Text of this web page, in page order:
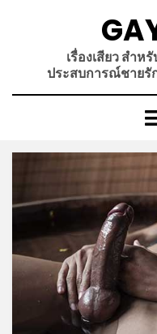
เรื่องเสียว สำห
ประสบการณ์ชายรัก